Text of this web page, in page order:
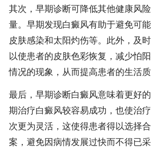
其次，早期诊断可降低其他健康风
量。早期发现白癜风有助于避免可
皮肤感染和太阳灼伤等。此外，及
以使患者的皮肤色彩恢复，减少怕
情况的现象，从而提高患者的生活质
最后，早期诊断白癜风意味着更好
期治疗白癜风较容易成功，也使治
次更为灵活，这使得患者得以选择
案，避免因病情发展过快而不得已